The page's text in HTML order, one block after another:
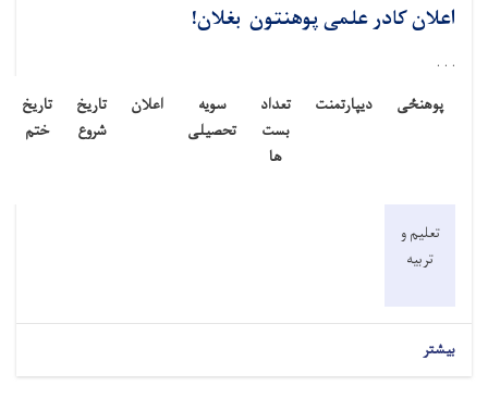
اعلان کادر علمی پوهنتون بغلان!
. . .
پوهنځی
ديپارتمنت
تعداد
بست
ها
سویه
تحصیلی
اعلان
تاریخ
شروع
تاریخ
ختم
تعلیم و
تربیه
بیشتر